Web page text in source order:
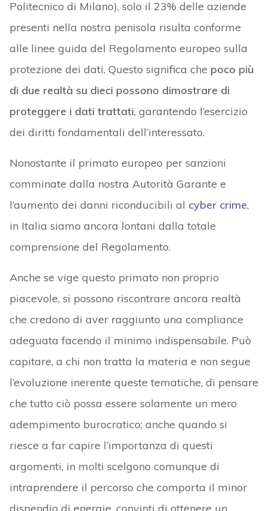
Politecnico di Milano), solo il 23% delle aziende
presenti nella nostra penisola risulta conforme
alle linee guida del Regolamento europeo sulla
protezione dei dati. Questo significa che poco più
di due realtà su dieci possono dimostrare di
proteggere i dati trattati, garantendo l’esercizio
dei diritti fondamentali dell’interessato.
Nonostante il primato europeo per sanzioni
comminate dalla nostra Autorità Garante e
l’aumento dei danni riconducibili al cyber crime,
in Italia siamo ancora lontani dalla totale
comprensione del Regolamento.
Anche se vige questo primato non proprio
piacevole, si possono riscontrare ancora realtà
che credono di aver raggiunto una compliance
adeguata facendo il minimo indispensabile. Può
capitare, a chi non tratta la materia e non segue
l’evoluzione inerente queste tematiche, di pensare
che tutto ciò possa essere solamente un mero
adempimento burocratico; anche quando si
riesce a far capire l’importanza di questi
argomenti, in molti scelgono comunque di
intraprendere il percorso che comporta il minor